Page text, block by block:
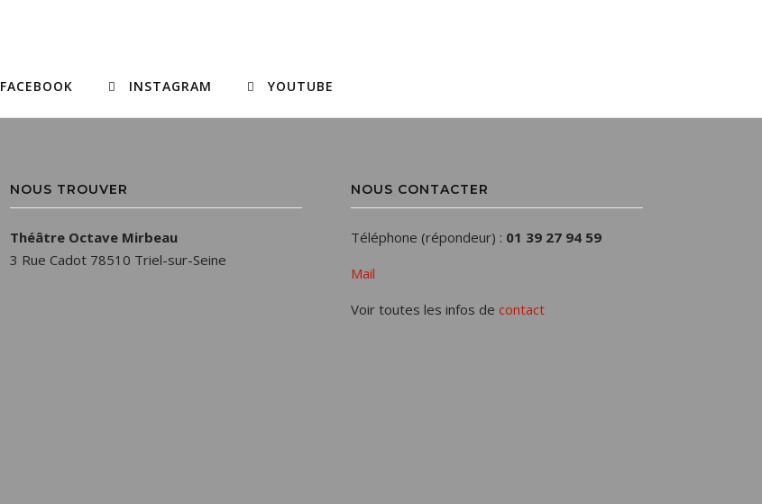
FACEBOOK INSTAGRAM YOUTUBE
NOUS TROUVER
Théâtre Octave Mirbeau
3 Rue Cadot 78510 Triel-sur-Seine
NOUS CONTACTER
Téléphone (répondeur) : 01 39 27 94 59
Mail
Voir toutes les infos de contact